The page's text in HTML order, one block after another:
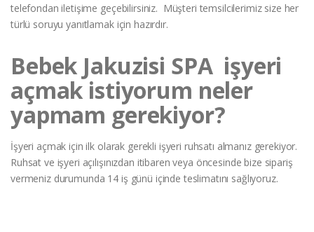
telefondan iletişime geçebilirsiniz. Müşteri temsilcilerimiz size her
türlü soruyu yanıtlamak için hazırdır.
Bebek Jakuzisi SPA işyeri
açmak istiyorum neler
yapmam gerekiyor?
İşyeri açmak için ilk olarak gerekli işyeri ruhsatı almanız gerekiyor.
Ruhsat ve işyeri açılışınızdan itibaren veya öncesinde bize sipariş
vermeniz durumunda 14 iş günü içinde teslimatını sağlıyoruz.